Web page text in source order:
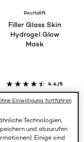
Revitalift
Filler Glass Skin
Hydrogel Glow
Mask
4.4/5
Technologien,
und abzurufen
Einige sind
Einwilligung fortfahren